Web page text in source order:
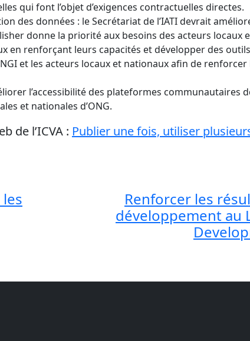
qui font l’objet d’exigences contractuelles directes.
des données : le Secrétariat de l’IATI devrait
donne la priorité aux besoins des acteurs locaux
en renforçant leurs capacités et développer des
et les acteurs locaux et nationaux afin de renforcer
l’accessibilité des plateformes communautaires
et nationales d’ONG.
de l’ICVA : Publier une fois, utiliser
Renforcer les
développement au